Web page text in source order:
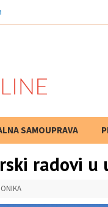
proba! Niški superligaš
SAMOUPRAVA
radovi u